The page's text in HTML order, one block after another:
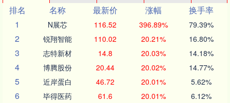
排名
名称 最新价 涨幅
换手率
1
N展芯 116.52 396.89% 79.39%
2 锐翔智能 110.02 20.21% 16.80%
3 志特新材 14.8 20.03% 14.18%
4 博腾股份 20.44 20.02% 14.77%
5 近岸蛋白 46.72 20.01% 5.62%
6 毕得医药 61.6 20.01% 6.12%